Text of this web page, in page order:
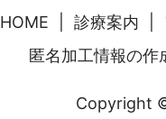
HOME 診療案内
匿名加⼯情報の作
Copyright